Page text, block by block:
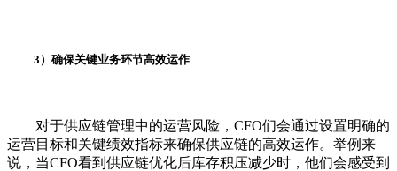
3）确保关键业务环节高效运作
对于供应链管理中的运营风险，CFO们会通过设置明确的
运营目标和关键绩效指标来确保供应链的高效运作。举例来
说，当CFO看到供应链优化后库存积压减少时，他们会感受到